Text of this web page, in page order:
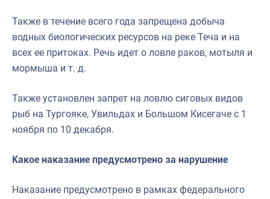
Также в течение всего года запрещена добыча
водных биологических ресурсов на реке Теча и на
всех ее притоках. Речь идет о ловле раков, мотыля и
мормыша и т. д.
Также установлен запрет на ловлю сиговых видов
рыб на Тургояке, Увильдах и Большом Кисегаче с 1
ноября по 10 декабря.
Какое наказание предусмотрено за нарушение
Наказание предусмотрено в рамках федерального